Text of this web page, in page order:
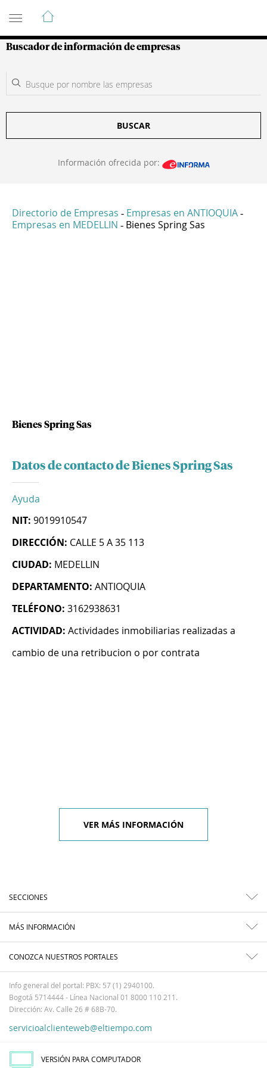
Guía de Empresas Colombianas
Buscador de información de empresas
BUSCAR
Información ofrecida por:
Directorio de Empresas - Empresas en ANTIOQUIA -
Empresas en MEDELLIN - Bienes Spring Sas
Bienes Spring Sas
Datos de contacto de Bienes Spring Sas
Ayuda
NIT: 9019910547
DIRECCIÓN: CALLE 5 A 35 113
CIUDAD: MEDELLIN
DEPARTAMENTO: ANTIOQUIA
TELÉFONO: 3162938631
ACTIVIDAD: Actividades inmobiliarias realizadas a
cambio de una retribucion o por contrata
VER MÁS INFORMACIÓN
SECCIONES
MÁS INFORMACIÓN
CONOZCA NUESTROS PORTALES
Info general del portal: PBX: 57 (1) 2940100.
Bogotá 5714444 - Línea Nacional 01 8000 110 211.
Dirección: Av. Calle 26 # 68B-70.
servicioalclienteweb@eltiempo.com
VERSIÓN PARA COMPUTADOR